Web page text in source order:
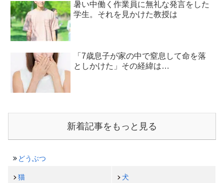
暑い中働く作業員に無礼な発言をした
学生。それを見かけた教授は
「7歳息子が家の中で窒息して命を落
としかけた」その経緯は…
新着記事をもっと見る
どうぶつ
猫 犬